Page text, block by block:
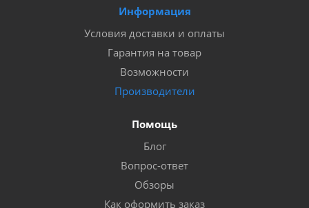
Информация
Условия доставки и оплаты
Гарантия на товар
Возможности
Производители
Помощь
Блог
Вопрос-ответ
Обзоры
Как оформить заказ